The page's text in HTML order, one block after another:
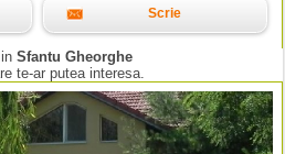
Scrie
Sfantu Gheorghe
te-ar putea interesa.